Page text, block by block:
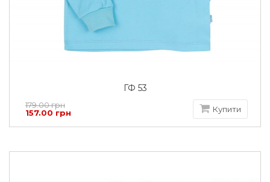
ГФ 53
179.00 грн
157.00 грн
Купити